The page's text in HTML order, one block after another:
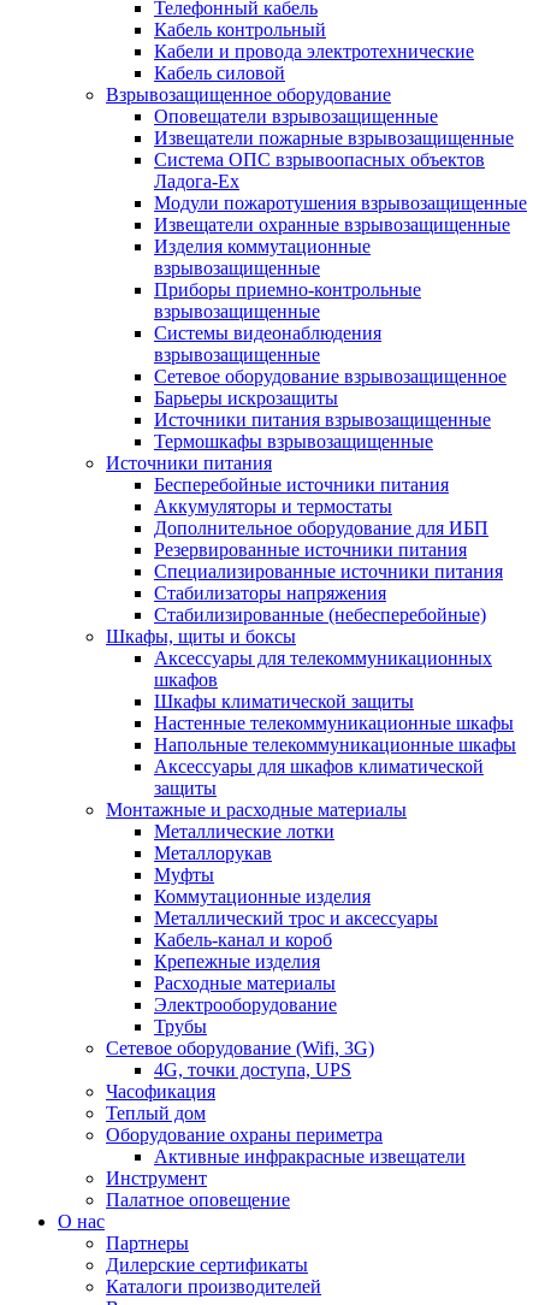
Телефонный кабель
Кабель контрольный
Кабели и провода электротехнические
Кабель силовой
Взрывозащищенное оборудование
Оповещатели взрывозащищенные
Извещатели пожарные взрывозащищенные
Система ОПС взрывоопасных объектов
Ладога-Ex
Модули пожаротушения взрывозащищенные
Извещатели охранные взрывозащищенные
Изделия коммутационные
взрывозащищенные
Приборы приемно-контрольные
взрывозащищенные
Системы видеонаблюдения
взрывозащищенные
Сетевое оборудование взрывозащищенное
Барьеры искрозащиты
Источники питания взрывозащищенные
Термошкафы взрывозащищенные
Источники питания
Бесперебойные источники питания
Аккумуляторы и термостаты
Дополнительное оборудование для ИБП
Резервированные источники питания
Специализированные источники питания
Стабилизаторы напряжения
Стабилизированные (небесперебойные)
Шкафы, щиты и боксы
Аксессуары для телекоммуникационных
шкафов
Шкафы климатической защиты
Настенные телекоммуникационные шкафы
Напольные телекоммуникационные шкафы
Аксессуары для шкафов климатической
защиты
Монтажные и расходные материалы
Металлические лотки
Металлорукав
Муфты
Коммутационные изделия
Металлический трос и аксессуары
Кабель-канал и короб
Крепежные изделия
Расходные материалы
Электрооборудование
Трубы
Сетевое оборудование (Wifi, 3G)
4G, точки доступа, UPS
Часофикация
Теплый дом
Оборудование охраны периметра
Активные инфракрасные извещатели
Инструмент
Палатное оповещение
О нас
Партнеры
Дилерские сертификаты
Каталоги производителей